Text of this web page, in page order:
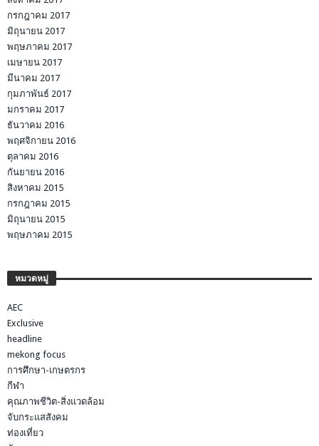
กรกฎาคม 2017
มิถุนายน 2017
พฤษภาคม 2017
เมษายน 2017
มีนาคม 2017
กุมภาพันธ์ 2017
มกราคม 2017
ธันวาคม 2016
พฤศจิกายน 2016
ตุลาคม 2016
กันยายน 2016
สิงหาคม 2015
กรกฎาคม 2015
มิถุนายน 2015
พฤษภาคม 2015
หมวดหมู่
AEC
Exclusive
headline
mekong focus
การศึกษา-เกษตรกร
กีฬา
คุณภาพชีวิต-สิ่งแวดล้อม
จับกระแสสังคม
ท่องเที่ยว